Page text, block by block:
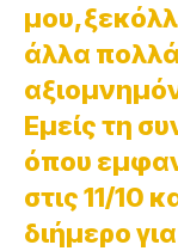
άλλα
Εμείς τη
όπου
στις 11/10
διήμερο